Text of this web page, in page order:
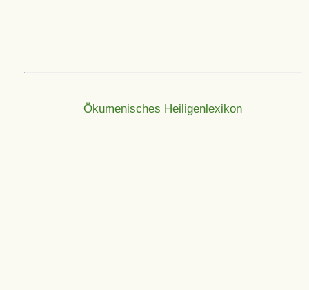
Ökumenisches Heiligenlexikon